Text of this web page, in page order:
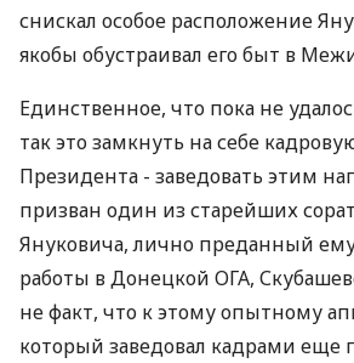
снискал особое расположение
якобы обустраивал его быт в
Единственное, что пока не
так это замкнуть на себе
Президента - заведовать этим
призван один из старейших
Януковича, лично преданный
работы в Донецкой ОГА,
не факт, что к этому опытному
который заведовал кадрами еще